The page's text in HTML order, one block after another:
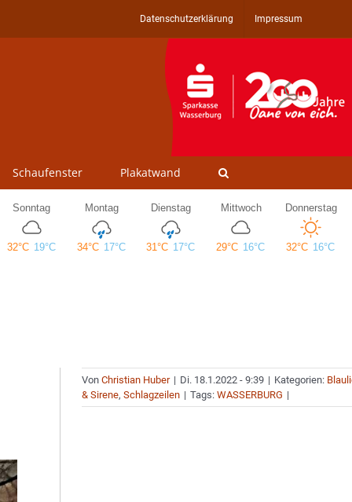
Datenschutzerklärung Impressum
Schaufenster Plakatwand
VonChristian Huber | Di. 18.1.2022 - 9:39 | Kategorien:
& Sirene,Schlagzeilen | Tags:WASSERBURG |